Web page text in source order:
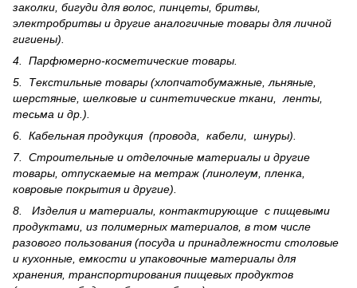
заколки, бигуди для волос, пинцеты, бритвы,
электробритвы и другие аналогичные товары для личной
гигиены).
4. Парфюмерно-косметические товары.
5. Текстильные товары (хлопчатобумажные, льняные,
шерс­тя­ные, шелковые и синтетические ткани, ленты,
тесьма и др.).
6. Кабельная продукция (провода, кабели, шнуры).
7. Строительные и отделочные материалы и другие
товары, отпускаемые на метраж (линолеум, пленка,
ковровые покрытия и другие).
8. Изделия и материалы, контактирующие с пищевыми
продуктами, из полимерных материалов, в том числе
разового пользования (посуда и принадлежности столовые
и кухонные, емкости и упаковочные материалы для
хранения, транспортирования пищевых продуктов